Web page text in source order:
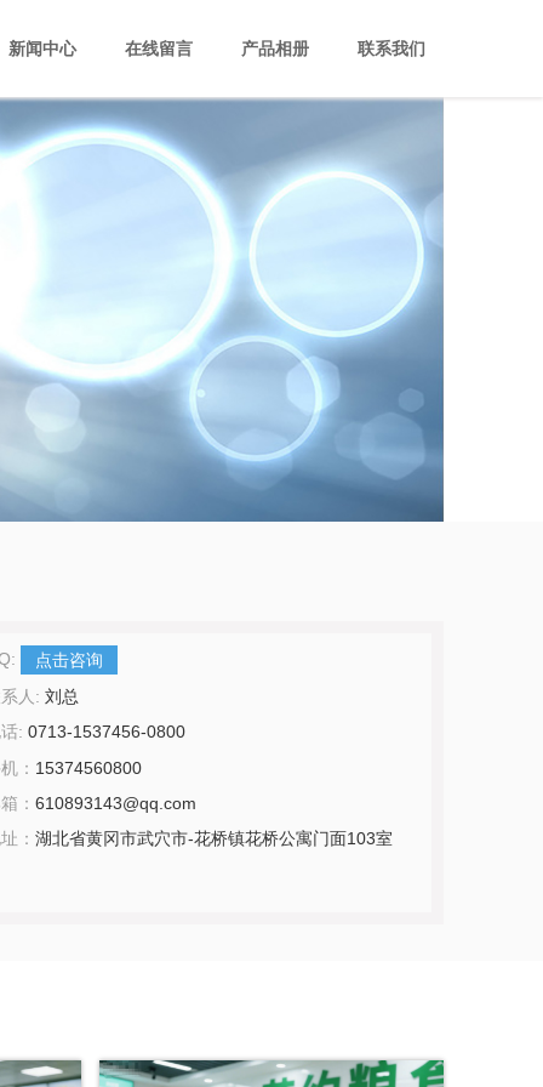
新闻中心 在线留言 产品相册 联系我们
点击咨询
人: 刘总
: 0713-1537456-0800
： 15374560800
： 610893143@qq.com
： 湖北省黄冈市武穴市-花桥镇花桥公寓门面103室